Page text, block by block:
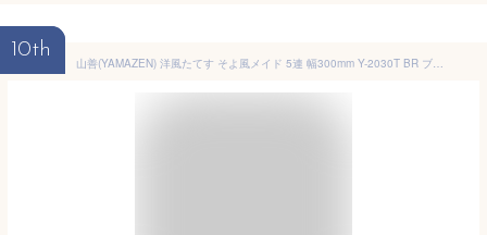
10th
山善(YAMAZEN) 洋風たてす そよ風メイド 5連 幅300mm Y-2030T BR ブラウン